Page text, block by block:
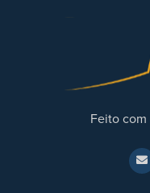
Feito com